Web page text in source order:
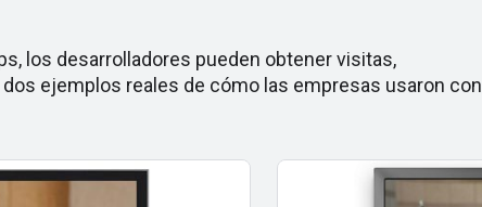
los desarrolladores pueden obtener visitas,
ejemplos reales de cómo las empresas usaron con